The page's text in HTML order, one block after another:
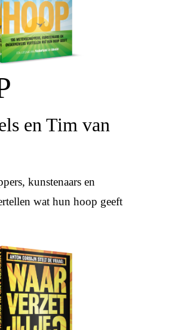
en Tim van
kunstenaars en
wat hun hoop geeft